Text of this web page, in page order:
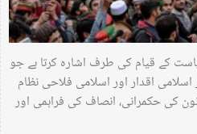
کے قیام کی طرف اشارہ کرتا ہے جو
اقدار اور اسلامی فلاحی نظام
کی حکمرانی، انصاف کی فراہمی اور